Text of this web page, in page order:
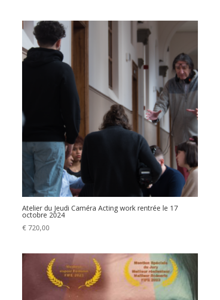
Atelier du Jeudi Caméra Acting work rentrée le 17
octobre 2024
€720,00